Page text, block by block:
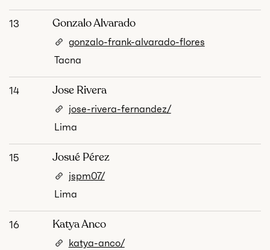
13 Gonzalo Alvarado
gonzalo-frank-alvarado-flores
Tacna
14 Jose Rivera
jose-rivera-fernandez/
Lima
15 Josué Pérez
jspm07/
Lima
16 Katya Anco
katya-anco/